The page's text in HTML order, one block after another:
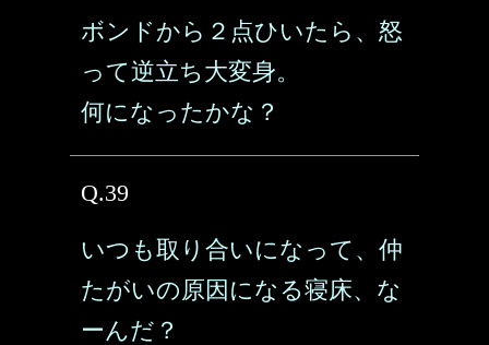
ボンドから２点ひいたら、怒
って逆立ち大変身。
何になったかな？
Q.39
いつも取り合いになって、仲
たがいの原因になる寝床、な
ーんだ？